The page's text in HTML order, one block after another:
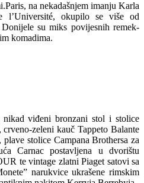
na nekadašnjem imanju Karla
l’Université, okupilo se više od
su miks povijesnih remek-
komadima.
viđeni bronzani stol i stolice
zeleni kauč Tappeto Balante
stolice Campana Brothersa za
Carnac postavljena u dvorištu
te vintage zlatni Piaget satovi sa
narukvice ukrašene rimskim